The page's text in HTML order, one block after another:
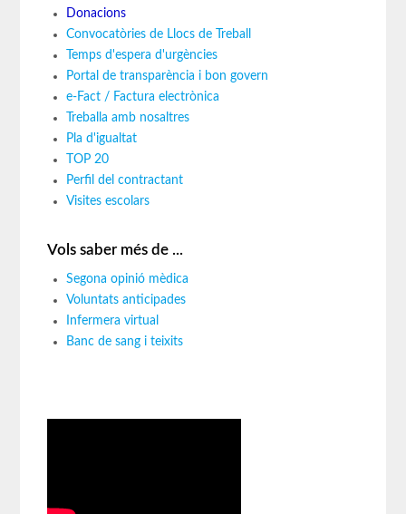
Donacions
Convocatòries de Llocs de Treball
Temps d'espera d'urgències
Portal de transparència i bon govern
e-Fact / Factura electrònica
Treballa amb nosaltres
Pla d'igualtat
TOP 20
Perfil del contractant
Visites escolars
Vols saber més de ...
Segona opinió mèdica
Voluntats anticipades
Infermera virtual
Banc de sang i teixits